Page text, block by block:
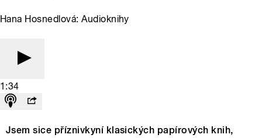
Hana Hosnedlová: Audioknihy
1:34
Jsem sice příznivkyní klasických papírových knih,